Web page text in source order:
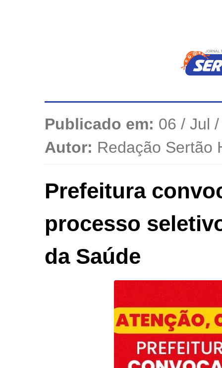
Publicado em: 06 / Jul
Autor: Redação Sertão
Prefeitura
processo
da Saúde